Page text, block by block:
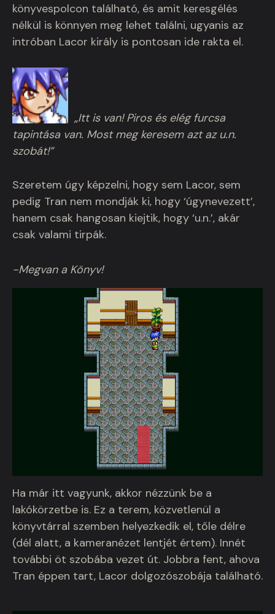
könyvespolcon található, és amit keresgélés
nélkül is könnyen meg lehet találni, ugyanis az
intróban Lacor király is pontosan ide rakta el.
„Itt is van! Piros és elég furcsa
tapintása van. Most meg keresem azt az u.n.
szobát!”
Szeretem úgy képzelni, hogy sem Lacor, sem
pedig Tran nem mondják ki, hogy ‘úgynevezett’,
hanem csak hangosan kiejtik, hogy ‘u.n.’, akár
csak valami tirpák.
-Megvan a Könyv!
Ha már itt vagyunk, akkor nézzünk be a
lakókörzetbe is. Ez a terem, közvetlenül a
könyvtárral szemben helyezkedik el, tőle délre
(dél alatt, a kameranézet lentjét értem). Innét
további öt szobába vezet út. Jobbra fent, ahova
Tran éppen tart, Lacor dolgozószobája található.